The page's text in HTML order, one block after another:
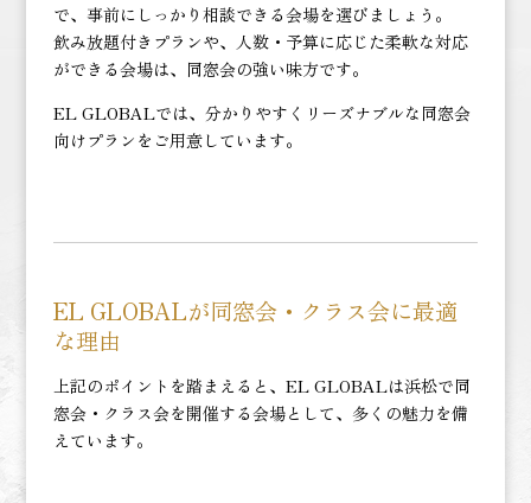
で、事前にしっかり相談できる会場を選びましょう。
飲み放題付きプランや、人数・予算に応じた柔軟な対応
ができる会場は、同窓会の強い味方です。
EL GLOBALでは、分かりやすくリーズナブルな同窓会
向けプランをご用意しています。
EL GLOBALが同窓会・クラス会に最適
な理由
上記のポイントを踏まえると、EL GLOBALは浜松で同
窓会・クラス会を開催する会場として、多くの魅力を備
えています。